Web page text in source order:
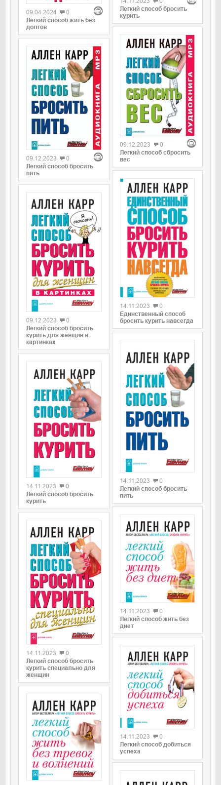
09.04.2024
0
Легкий способ жить без
долгов
09.12.2023
0
Легкий способ бросить
пить
09.12.2023
0
Легкий способ бросить
курить для женщин в
картинках
14.11.2023
0
Легкий способ бросить
курить
14.11.2023
0
Легкий способ бросить
курить специально для
женщин
Легкий способ бросить
курить
09.12.2023
0
Легкий способ сбросить
вес
0
14.11.2023
0
Единственный способ
бросить курить навсегда
14.11.2023
0
Легкий способ бросить
пить
14.11.2023
0
Легкий способ жить без
диет
0
14.11.2023
0
Легкий способ добиться
успеха